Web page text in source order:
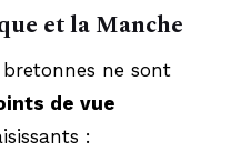
et la Manche
ne sont
de vue
: